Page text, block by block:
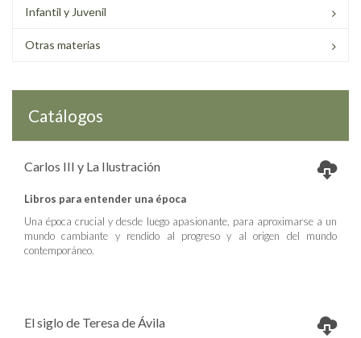
Infantil y Juvenil
Otras materias
Catálogos
Carlos III y La Ilustración
Libros para entender una época
Una época crucial y desde luego apasionante, para aproximarse a un
mundo cambiante y rendido al progreso y al origen del mundo
contemporáneo.
El siglo de Teresa de Ávila